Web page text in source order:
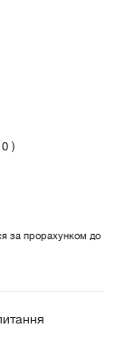
)
за прорахунком до